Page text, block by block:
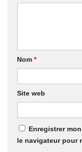
Nom *
Site web
Enregistrer
le navigateur pour